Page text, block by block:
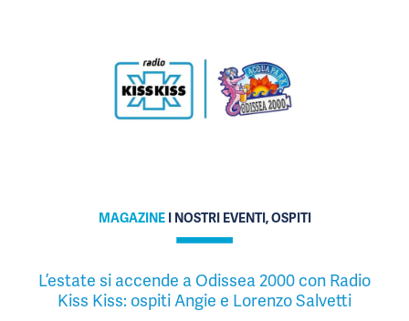
MAGAZINE I NOSTRI EVENTI, OSPITI
L’estate si accende a Odissea 2000 con Radio
Kiss Kiss: ospiti Angie e Lorenzo Salvetti